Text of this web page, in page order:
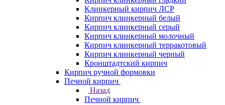
Клинкерный кирпич ЛСР
Кирпич клинкерный белый
Кирпич клинкерный серый
Кирпич клинкерный молочный
Кирпич клинкерный терракотовый
Кирпич клинкерный черный
Кронштадтский кирпич
Кирпич ручной формовки
Печной кирпич
Назад
Печной кирпич